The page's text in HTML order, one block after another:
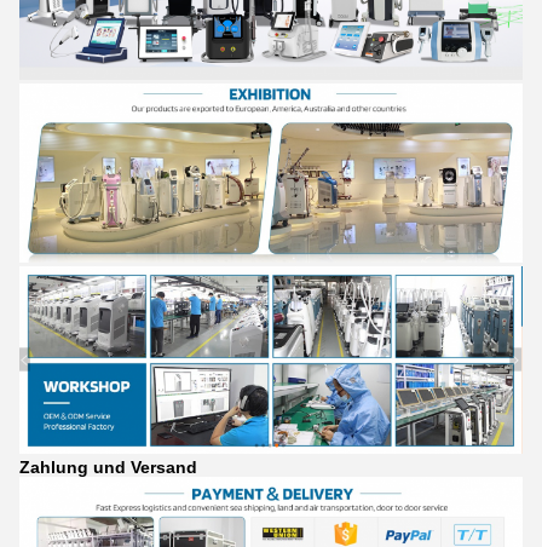
Zahlung und Versand